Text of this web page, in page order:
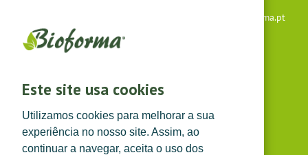
Este site usa cookies
Utilizamos cookies para melhorar a sua
experiência no nosso site. Assim, ao
continuar a navegar, aceita o uso dos
lojaonline@bioforma.pt
(dias úteis das 8h30 às 13h e das 14h às 17h30)